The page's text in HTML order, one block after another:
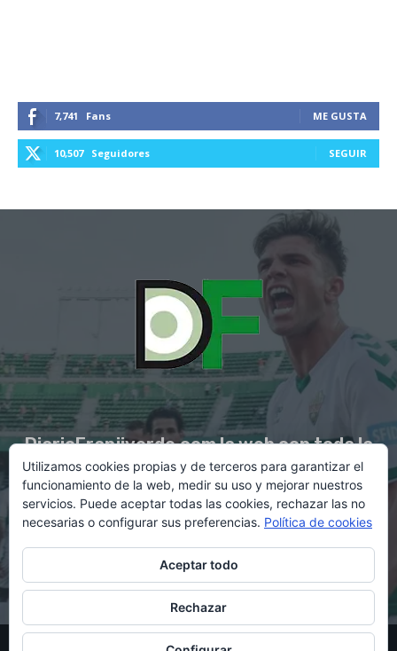
7,741 Fans ME GUSTA
10,507 Seguidores SEGUIR
DiarioFranjiverde.com la web con toda la
información del Elche C.F.
Contacto en:diario@franjiverde.com
© Copyright 2021 - Gestión y diseño por Rubén Maestre
Utilizamos cookies propias y de terceros para garantizar el
funcionamiento de la web, medir su uso y mejorar nuestros
servicios. Puede aceptar todas las cookies, rechazar las no
necesarias o configurar sus preferencias. Política de cookies
Aceptar todo
Rechazar